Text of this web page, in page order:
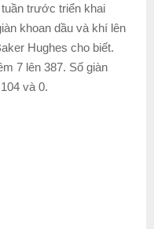
trước triển khai
khoan dầu và khí lên
Hughes cho biết.
7 lên 387. Số giàn
và 0.